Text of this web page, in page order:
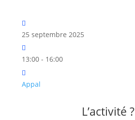
25 septembre 2025
13:00 - 16:00
Appal
L’activité ?